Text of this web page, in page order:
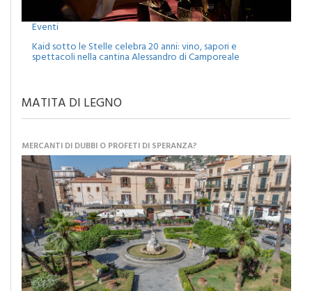
Kaid sotto le Stelle celebra 20 anni: vino, sapori e
spettacoli nella cantina Alessandro di Camporeale